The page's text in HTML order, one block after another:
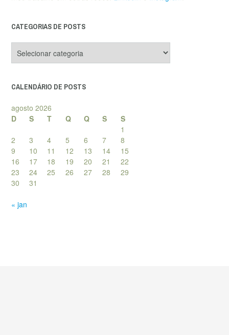
CATEGORIAS DE POSTS
de
CALENDÁRIO DE POSTS
agosto 2026
D
S T Q Q S
S
1
2
3 4 5 6 7
8
9
10 11 12 13 14
15
16
17 18 19 20 21
22
23
24 25 26 27 28
29
30
31
« jan